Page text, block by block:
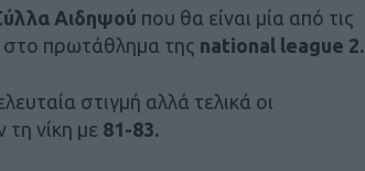
Αιδηψού που θα είναι μία από τις
στο πρωτάθλημα της national league 2.
στιγμή αλλά τελικά οι
νίκη με 81-83.